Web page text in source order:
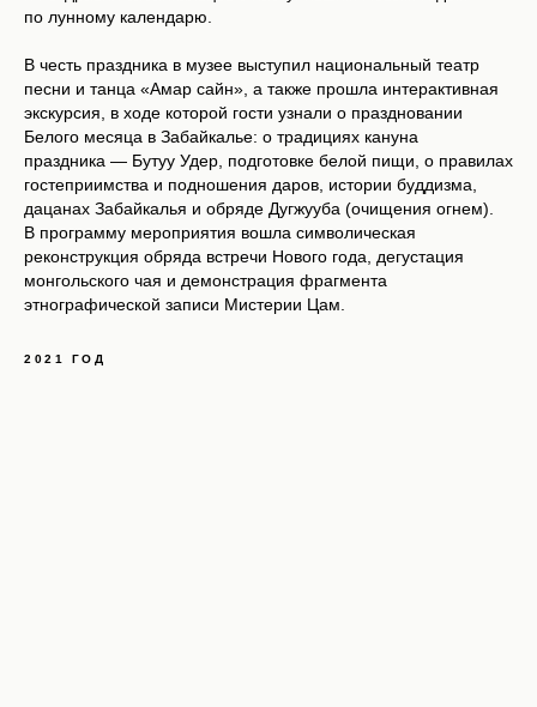
по лунному календарю.
В честь праздника в музее выступил национальный театр
песни и танца «Амар сайн», а также прошла интерактивная
экскурсия, в ходе которой гости узнали о праздновании
Белого месяца в Забайкалье: о традициях кануна
праздника — Бутуу Удер, подготовке белой пищи, о правилах
гостеприимства и подношения даров, истории буддизма,
дацанах Забайкалья и обряде Дугжууба (очищения огнем).
В программу мероприятия вошла символическая
реконструкция обряда встречи Нового года, дегустация
монгольского чая и демонстрация фрагмента
этнографической записи Мистерии Цам.
2021 ГОД